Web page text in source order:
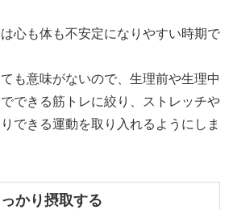
心も体も不安定になりやすい時期で
も意味がないので、生理前や生理中
できる筋トレに絞り、ストレッチや
できる運動を取り入れるようにしま
かり摂取する